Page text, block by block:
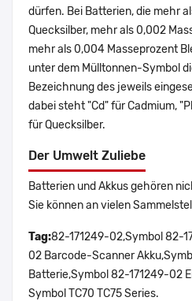
dürfen. Bei Batterien, die mehr
Quecksilber, mehr als 0,002
mehr als 0,004 Masseprozent
unter dem Mülltonnen-Symbol
Bezeichnung des jeweils
dabei steht "Cd" für Cadmium,
für Quecksilber.
Der Umwelt Zuliebe
Batterien und Akkus gehören
Sie können an vielen
Tag:82-171249-02,Symbol 82-
02 Barcode-Scanner
Batterie,Symbol 82-171249-02
Symbol TC70 TC75 Series.